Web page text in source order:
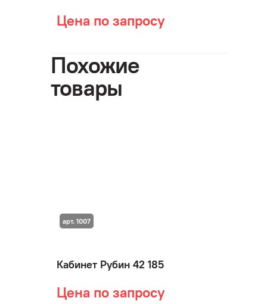
Цена по запросу
Похожие
товары
Кабинет Рубин 42 185
Цена по запросу
арт. 1007